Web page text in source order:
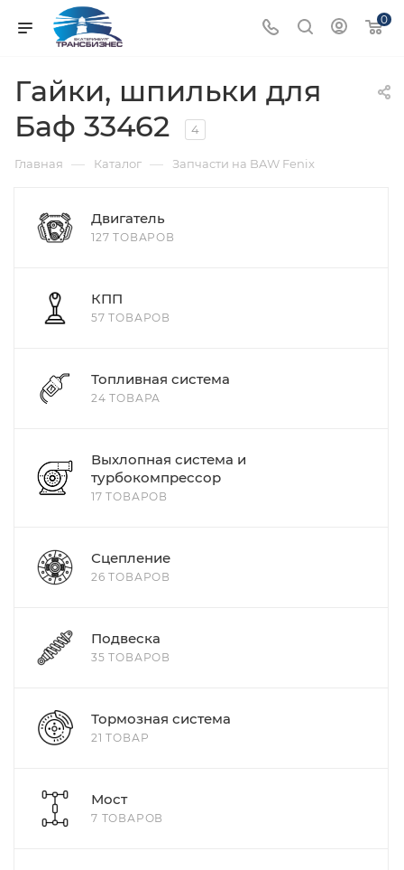
0
Гайки, шпильки для
Баф 33462
4
Главная — Каталог — Запчасти на BAW Fenix
Двигатель
127 ТОВАРОВ
КПП
57 ТОВАРОВ
Топливная система
24 ТОВАРА
Выхлопная система и
турбокомпрессор
17 ТОВАРОВ
Сцепление
26 ТОВАРОВ
Подвеска
35 ТОВАРОВ
Тормозная система
21 ТОВАР
Мост
7 ТОВАРОВ